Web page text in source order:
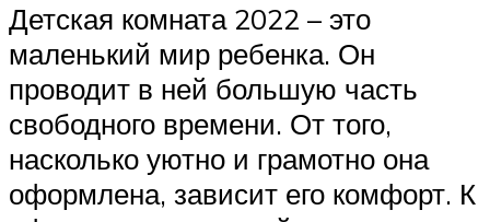
Детская комната 2022 – это
маленький мир ребенка. Он
проводит в ней большую часть
свободного времени. От того,
насколько уютно и грамотно она
оформлена, зависит его комфорт. К